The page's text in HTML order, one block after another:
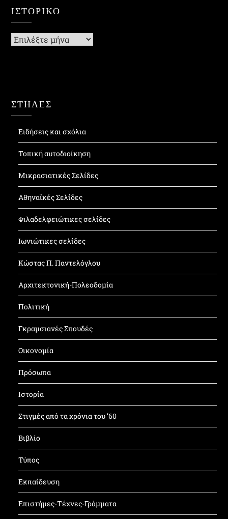
ΙΣΤΟΡΙΚΌ
Ιστορικό
ΣΤΗΛΕΣ
Ειδήσεις και σχόλια
Τοπική αυτοδιοίκηση
Μικρασιατικές Σελίδες
Αθηναϊκές Σελίδες
Φιλαδελφειώτικες σελίδες
Ιωνιώτικες σελίδες
Κώστας Π. Παντελόγλου
Αρχιτεκτονική-Πολεοδομία
Πολιτική
Γκραμσιανές Σπουδές
Οικονομία
Πρόσωπα
Ιστορία
Στιγμές από τα χρόνια του ’60
Βιβλίο
Τύπος
Εκπαίδευση
Επιστήμες-Τέχνες-Γράμματα